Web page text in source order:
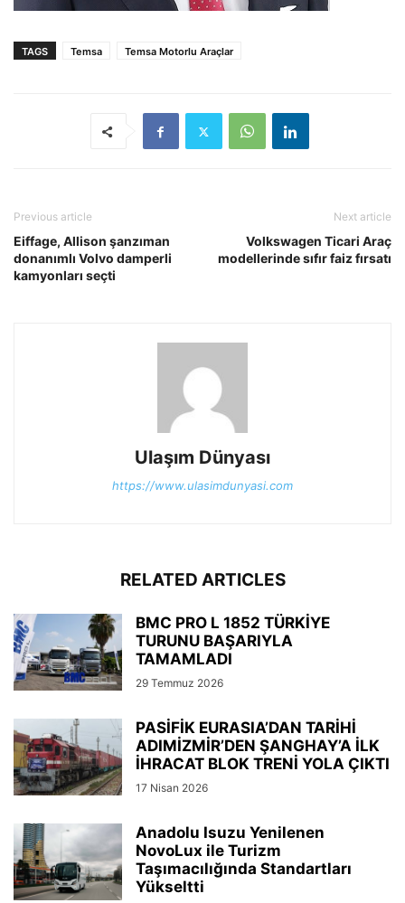
TAGS Temsa Temsa Motorlu Araçlar
Previous article
Eiffage, Allison şanzıman
donanımlı Volvo damperli
kamyonları seçti
Next article
Volkswagen Ticari Araç
modellerinde sıfır faiz fırsatı
Ulaşım Dünyası
https://www.ulasimdunyasi.com
RELATED ARTICLES
BMC PRO L 1852 TÜRKİYE
TURUNU BAŞARIYLA
TAMAMLADI
29 Temmuz 2026
PASİFİK EURASIA’DAN TARİHİ
ADIMİZMİR’DEN ŞANGHAY’A İLK
İHRACAT BLOK TRENİ YOLA ÇIKTI
17 Nisan 2026
Anadolu Isuzu Yenilenen
NovoLux ile Turizm
Taşımacılığında Standartları
Yükseltti